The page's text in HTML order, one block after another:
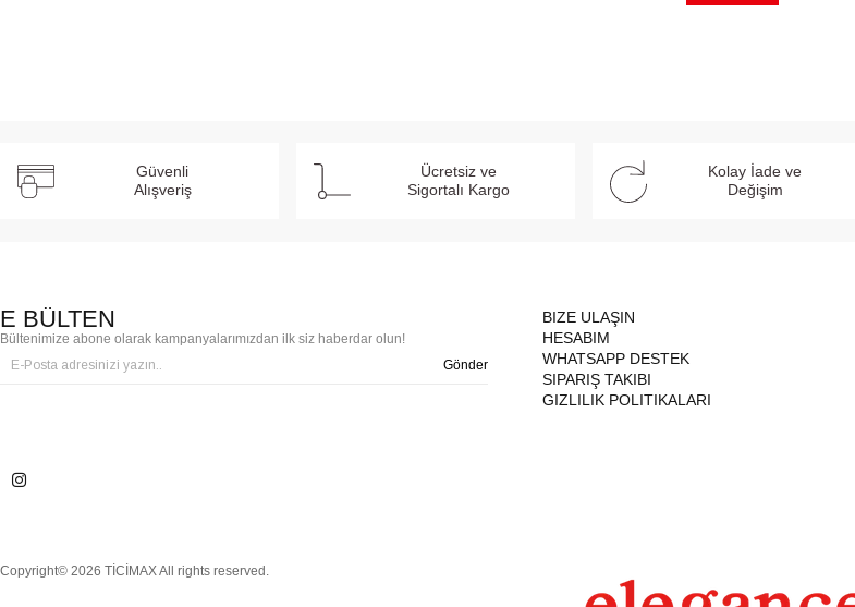
Güvenli
Alışveriş
Ücretsiz ve
Sigortalı Kargo
Kolay İade ve
Değişim
E BÜLTEN
Bültenimize abone olarak kampanyalarımızdan ilk siz haberdar olun!
Gönder
BIZE ULAŞIN
HESABIM
WHATSAPP DESTEK
SIPARIŞ TAKIBI
GIZLILIK POLITIKALARI
Copyright© 2026 TİCİMAX All rights reserved.